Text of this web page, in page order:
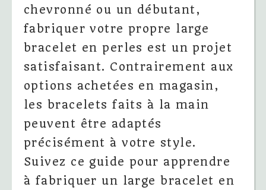
chevronné ou un débutant,
fabriquer votre propre large
bracelet en perles est un projet
satisfaisant. Contrairement aux
options achetées en magasin,
les bracelets faits à la main
peuvent être adaptés
précisément à votre style.
Suivez ce guide pour apprendre
à fabriquer un large bracelet en